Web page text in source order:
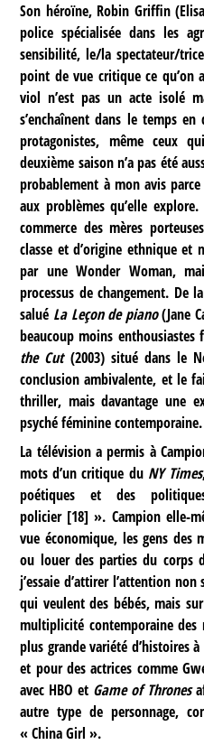
Son héroïne, Robin Griffin
police spécialisée dans les
sensibilité, le/la spectateur/
point de vue critique ce
viol n’est pas un acte isolé
s’enchaînent dans le temps
protagonistes, même ceux
deuxième saison n’a pas été
probablement à mon avis
aux problèmes qu’elle
commerce des mères
classe et d’origine ethnique et
par une Wonder Woman,
processus de changement. De
salué La Leçon de piano(Jane
beaucoup moins enthousiastes
the Cut(2003) situé dans le
conclusion ambivalente, et le
thriller, mais davantage une
psyché féminine contemporaine.
La télévision a permis à
mots d’un critique du NY Times
poétiques et des
policier[18] ». Campion elle-
vue économique, les gens des
ou louer des parties du corps
j’essaie d’attirer l’attention
qui veulent des bébés, mais
multiplicité contemporaine
plus grande variété d’histoires
et pour des actrices comme
avec HBO et Game of Thrones
autre type de personnage,
« China Girl ».